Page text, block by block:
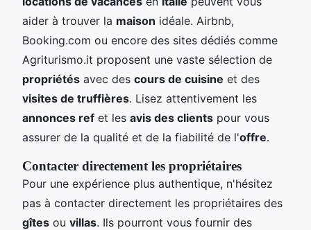
aider à trouver la maison idéale. Airbnb,
Booking.com ou encore des sites dédiés comme
Agriturismo.it proposent une vaste sélection de
propriétés avec des cours de cuisine et des
visites de truffières. Lisez attentivement les
annonces ref et les avis des clients pour vous
assurer de la qualité et de la fiabilité de l'offre.
Contacter directement les propriétaires
Pour une expérience plus authentique, n'hésitez
pas à contacter directement les propriétaires des
gîtes ou villas. Ils pourront vous fournir des